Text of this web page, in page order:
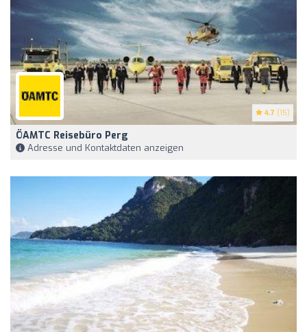
4.7 (15)
ÖAMTC Reisebüro Perg
Adresse und Kontaktdaten anzeigen